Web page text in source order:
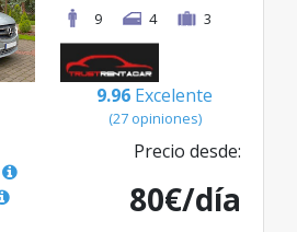
9
4 3
9.96 Excelente
(27 opiniones)
Precio desde:
80€/día